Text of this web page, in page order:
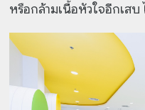
หรือกล้ามเนื้อหัวใจอีกเสบ